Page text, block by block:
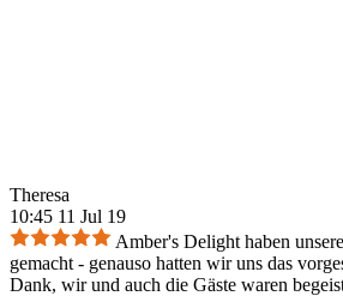
Theresa
10:45 11 Jul 19
Amber's Delight haben
gemacht - genauso hatten wir uns das
Dank, wir und auch die Gäste waren